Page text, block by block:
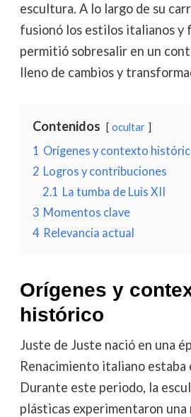
escultura. A lo largo de su
fusionó los estilos italianos y
permitió sobresalir en un
lleno de cambios y
Contenidos ocultar
1 Orígenes y contexto
2 Logros y contribuciones
2.1 La tumba de Luis XII
3 Momentos clave
4 Relevancia actual
Orígenes y
histórico
Juste de Juste nació en una
Renacimiento italiano estaba
Durante este periodo, la
plásticas experimentaron una